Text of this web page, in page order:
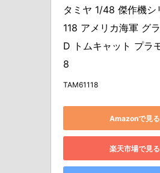
タミヤ 1/48 傑作機シ
118 アメリカ海軍 グ
D トムキャット プラ
8
TAM61118
Amazonで見る
楽天市場で見る